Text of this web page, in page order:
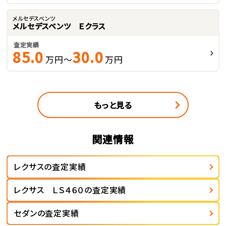
メルセデスベンツ
メルセデスベンツ Ｅクラス
査定実績
85.0 万円～30.0 万円
もっと見る
関連情報
レクサスの査定実績
レクサス ＬＳ４６０の査定実績
セダンの査定実績